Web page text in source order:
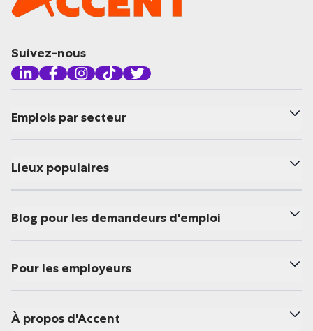
Suivez-nous
Emplois par secteur
Lieux populaires
Blog pour les demandeurs d'emploi
Pour les employeurs
À propos d'Accent